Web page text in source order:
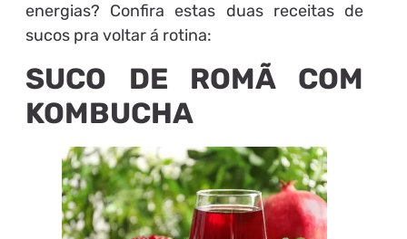
energias? Confira estas duas receitas de
sucos pra voltar á rotina:
SUCO DE ROMÃ COM
KOMBUCHA